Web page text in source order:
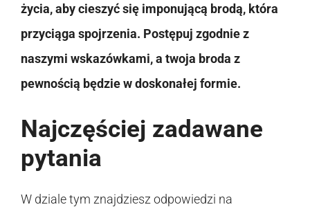
życia, aby cieszyć się imponującą brodą, która
przyciąga spojrzenia. Postępuj zgodnie z
naszymi wskazówkami, a twoja broda z
pewnością będzie w doskonałej formie.
Najczęściej zadawane
pytania
W dziale tym znajdziesz odpowiedzi na